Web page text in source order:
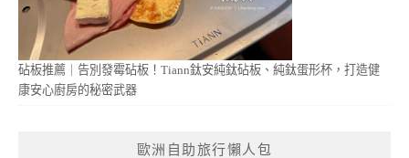
砧板推薦｜告別發霉砧板！Tiann鈦安純鈦砧板、純鈦蛋形杯，打造健
康安心廚房的秘密武器
歐洲自助旅行懶人包